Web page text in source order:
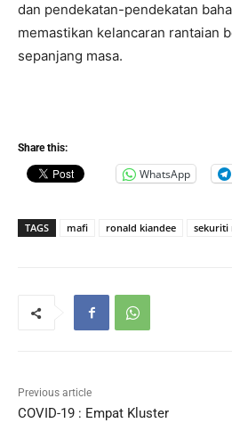
dan pendekatan-pendekatan
memastikan kelancaran rantaian
sepanjang masa.
Share this:
WhatsApp
TAGS mafi ronald kiandee sekuriti
Previous article
COVID-19 : Empat Kluster